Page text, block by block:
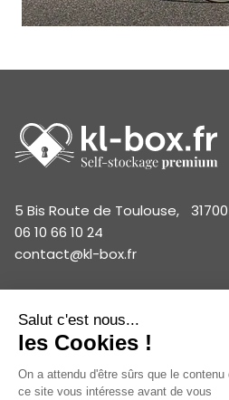
5 Bis Route de Toulouse,
06 10 66 10 24
contact@kl-box.fr
Tarifs box professionnels
Estimer mon box